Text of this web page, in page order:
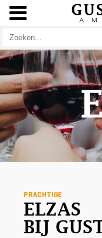
PRACHTIGE
ELZAS
BIJ